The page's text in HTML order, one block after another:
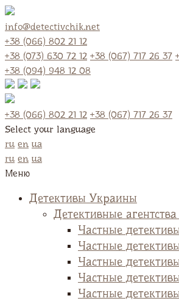
info@detectivchik.net
+38 (066) 802 21 12
+38 (073) 630 72 12 +38 (067) 717 26 37
+38 (094) 948 12 08
+38 (066) 802 21 12 +38 (067) 717 26 37
Select your language
ru en ua
ru en ua
Меню
Детективы Украины
Детективные
Частные
Частные
Частные
Частные
Частные